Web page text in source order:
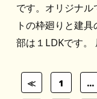
です。オリジナ
トの枠廻りと建
部は１LDKです。
≪ 1 …